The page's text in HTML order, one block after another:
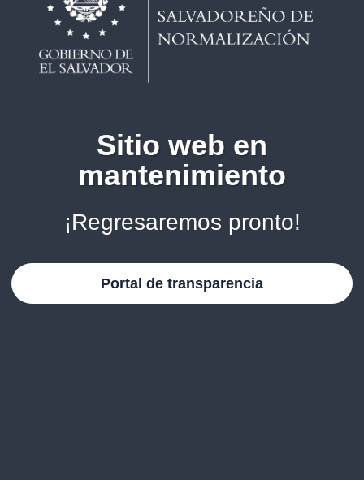
Sitio web en
mantenimiento
¡Regresaremos pronto!
Portal de transparencia